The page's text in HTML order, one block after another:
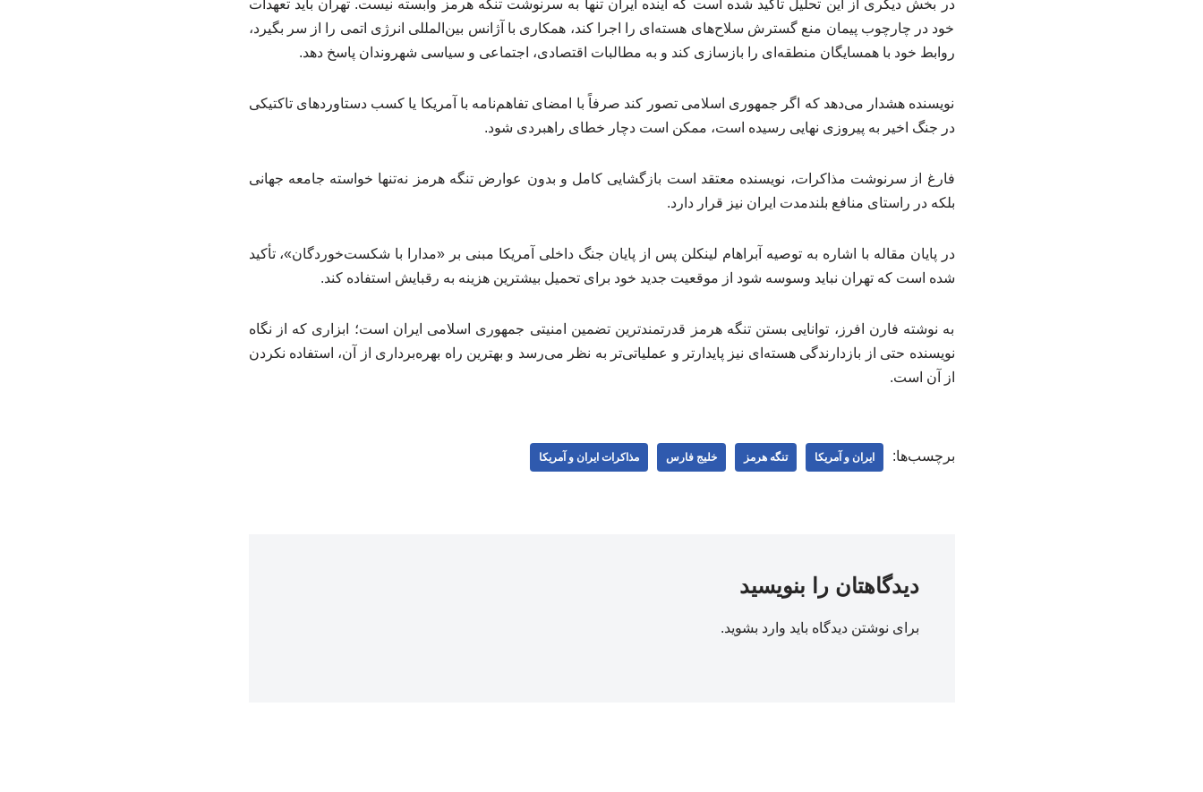
در بخش دیگری از این تحلیل تأکید شده است که آینده ایران تنها به سرنوشت تنگه هرمز وابسته نیست. تهران باید تعهدات
خود در چارچوب پیمان منع گسترش سلاح‌های هسته‌ای را اجرا کند، همکاری با آژانس بین‌المللی انرژی اتمی را از سر بگیرد،
روابط خود با همسایگان منطقه‌ای را بازسازی کند و به مطالبات اقتصادی، اجتماعی و سیاسی شهروندان پاسخ دهد.
نویسنده هشدار می‌دهد که اگر جمهوری اسلامی تصور کند صرفاً با امضای تفاهم‌نامه با آمریکا یا کسب دستاوردهای تاکتیکی
در جنگ اخیر به پیروزی نهایی رسیده است، ممکن است دچار خطای راهبردی شود.
فارغ از سرنوشت مذاکرات، نویسنده معتقد است بازگشایی کامل و بدون عوارض تنگه هرمز نه‌تنها خواسته جامعه جهانی
بلکه در راستای منافع بلندمدت ایران نیز قرار دارد.
در پایان مقاله با اشاره به توصیه آبراهام لینکلن پس از پایان جنگ داخلی آمریکا مبنی بر «مدارا با شکست‌خوردگان»، تأکید
شده است که تهران نباید وسوسه شود از موقعیت جدید خود برای تحمیل بیشترین هزینه به رقبایش استفاده کند.
به نوشته فارن افرز، توانایی بستن تنگه هرمز قدرتمندترین تضمین امنیتی جمهوری اسلامی ایران است؛ ابزاری که از نگاه
نویسنده حتی از بازدارندگی هسته‌ای نیز پایدارتر و عملیاتی‌تر به نظر می‌رسد و بهترین راه بهره‌برداری از آن، استفاده نکردن
از آن است.
برچسب‌ها: ایران و آمریکا تنگه هرمز خلیج فارس مذاکرات ایران و آمریکا
دیدگاهتان را بنویسید
برای نوشتن دیدگاه باید وارد بشوید.